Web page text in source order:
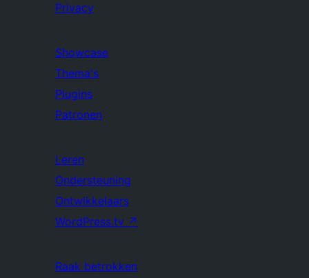
Privacy
Showcase
Thema's
Plugins
Patronen
Leren
Ondersteuning
Ontwikkelaars
WordPress.tv ↗
Raak betrokken